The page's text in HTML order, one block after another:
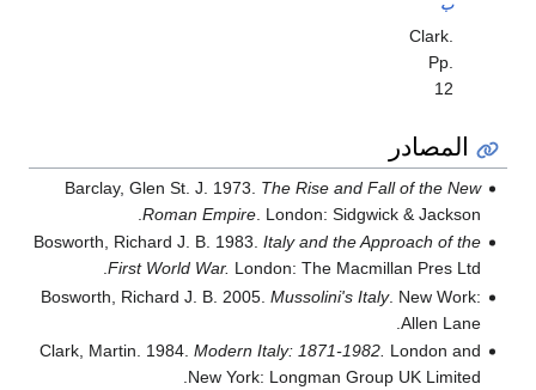
ب
Clark.
Pp.
12
المصادر
Barclay, Glen St. J. 1973. The Rise and Fall of the New
Roman Empire. London: Sidgwick & Jackson.
Bosworth, Richard J. B. 1983. Italy and the Approach of the
First World War. London: The Macmillan Pres Ltd.
Bosworth, Richard J. B. 2005. Mussolini's Italy. New Work:
Allen Lane.
Clark, Martin. 1984. Modern Italy: 1871-1982. London and
New York: Longman Group UK Limited.